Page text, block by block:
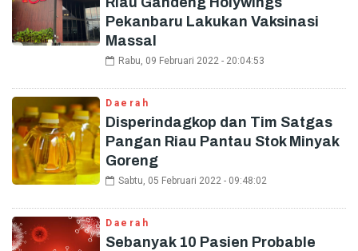
Pekanbaru Lakukan Vaksinasi
Massal
Rabu, 09 Februari 2022 - 20:04:53
Daerah
Disperindagkop dan Tim Satgas
Pangan Riau Pantau Stok Minyak
Goreng
Sabtu, 05 Februari 2022 - 09:48:02
Daerah
Sebanyak 10 Pasien Probable